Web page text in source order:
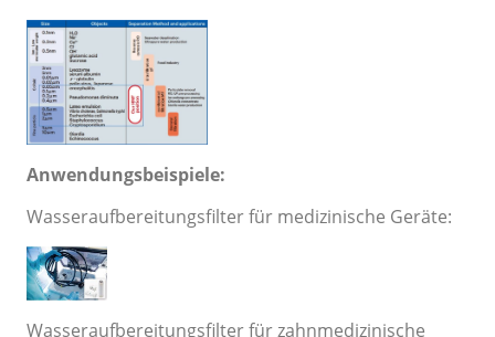
Anwendungsbeispiele:
Wasseraufbereitungsfilter für medizinische Geräte:
Wasseraufbereitungsfilter für zahnmedizinische